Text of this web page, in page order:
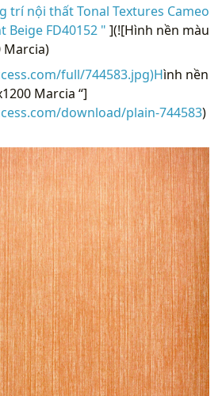
trí nội thất Tonal Textures Cameo
Beige FD40152 " ](![Hình nền màu
Marcia)
full/744583.jpg)Hình nền
Marcia “]
download/plain-744583)